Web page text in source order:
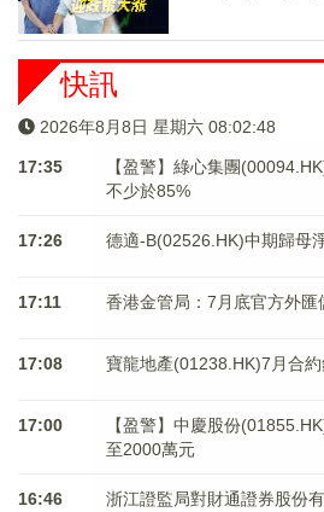
快訊
2026年8月8日 星期六 08:02:48
17:35
【盈警】綠心集團
不少於85%
17:26 德適-B(02526.HK)中期歸母
17:11 香港金管局：7月底官方外
17:08 寶龍地產(01238.HK)7月合
17:00
【盈警】中慶股份
至2000萬元
16:46
浙江證監局對財通證券股份